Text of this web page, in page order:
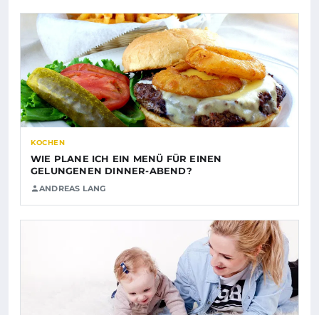
KOCHEN
WIE PLANE ICH EIN MENÜ FÜR EINEN
GELUNGENEN DINNER-ABEND?
ANDREAS LANG